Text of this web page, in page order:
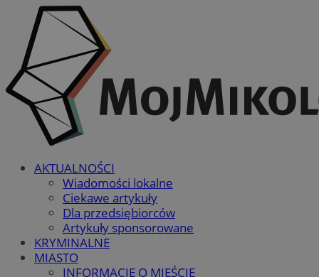
AKTUALNOŚCI
Wiadomości lokalne
Ciekawe artykuły
Dla przedsiębiorców
Artykuły sponsorowane
KRYMINALNE
MIASTO
INFORMACJE O MIEŚCIE